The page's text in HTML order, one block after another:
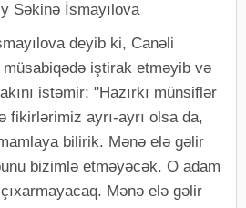
Səkinə İsmayılova
deyib ki, Canəli
iştirak etməyib və
istəmir: "Hazırkı münsiflər
fikirlərimiz ayrı-ayrı olsa da,
bilirik. Mənə elə gəlir
bizimlə etməyəcək. O adam
Mənə elə gəlir